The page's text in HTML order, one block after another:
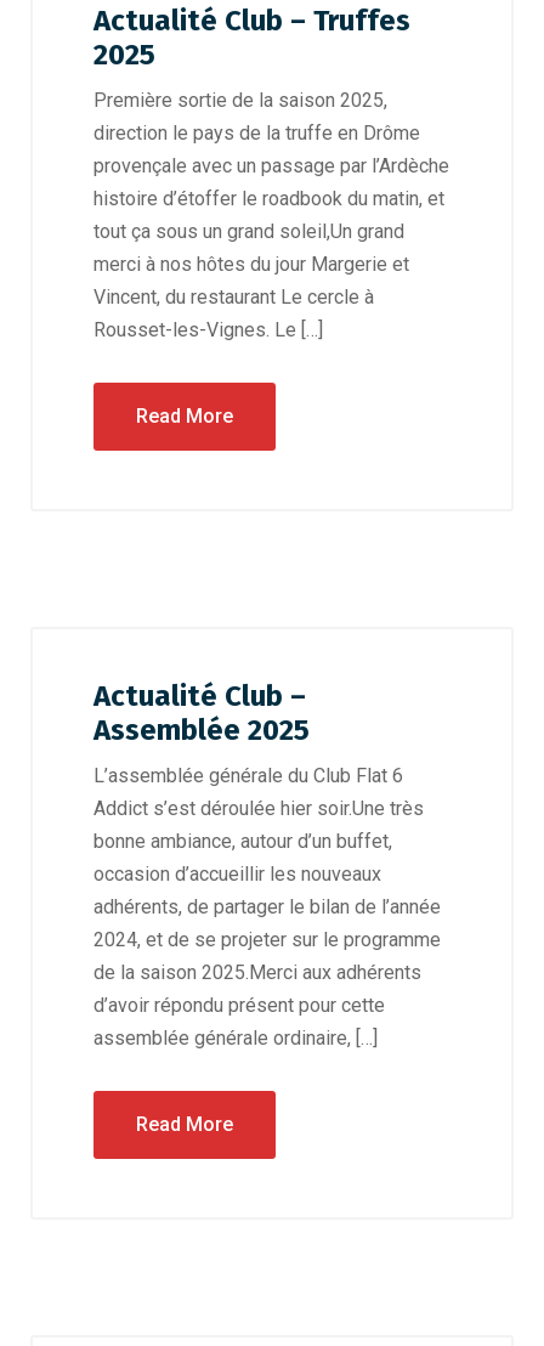
Actualité Club – Truffes
2025
Première sortie de la saison 2025,
direction le pays de la truffe en Drôme
provençale avec un passage par l’Ardèche
histoire d’étoffer le roadbook du matin, et
tout ça sous un grand soleil,Un grand
merci à nos hôtes du jour Margerie et
Vincent, du restaurant Le cercle à
Rousset-les-Vignes. Le […]
Read More
Actualité Club –
Assemblée 2025
L’assemblée générale du Club Flat 6
Addict s’est déroulée hier soir.Une très
bonne ambiance, autour d’un buffet,
occasion d’accueillir les nouveaux
adhérents, de partager le bilan de l’année
2024, et de se projeter sur le programme
de la saison 2025.Merci aux adhérents
d’avoir répondu présent pour cette
assemblée générale ordinaire, […]
Read More